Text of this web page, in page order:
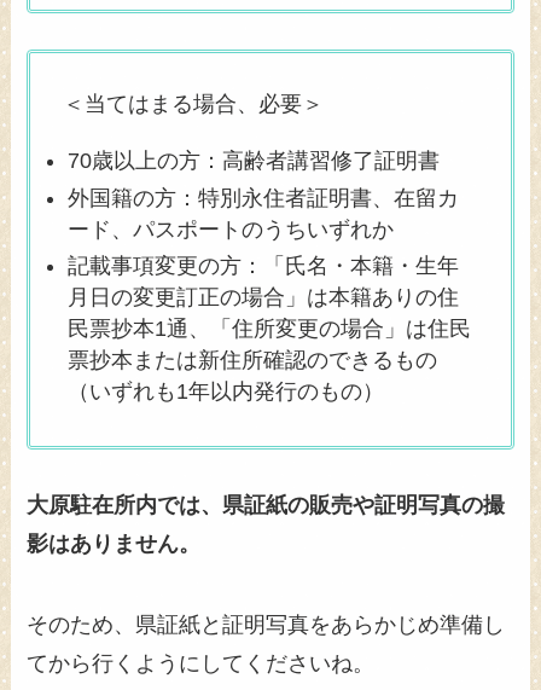
＜当てはまる場合、必要＞
70歳以上の方：高齢者講習修了証明書
外国籍の方：特別永住者証明書、在留カ
ード、パスポートのうちいずれか
記載事項変更の方：「氏名・本籍・生年
月日の変更訂正の場合」は本籍ありの住
民票抄本1通、「住所変更の場合」は住民
票抄本または新住所確認のできるもの
（いずれも1年以内発行のもの）
大原駐在所内では、県証紙の販売や証明写真の撮
影はありません。
そのため、県証紙と証明写真をあらかじめ準備し
てから行くようにしてくださいね。